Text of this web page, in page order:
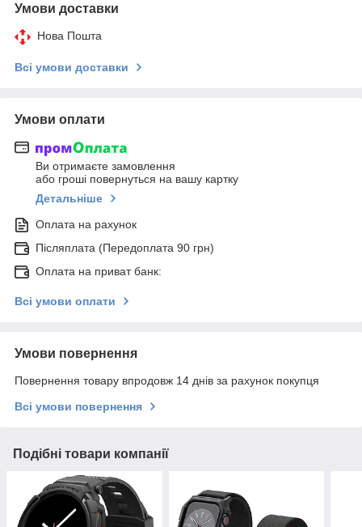
Умови доставки
Нова Пошта
Всі умови доставки
Умови оплати
Ви отримаєте замовлення
або гроші повернуться на вашу картку
Детальніше
Оплата на рахунок
Післяплата (Передоплата 90 грн)
Оплата на приват банк:
Всі умови оплати
Умови повернення
Повернення товару впродовж 14 днів за рахунок покупця
Всі умови повернення
Подібні товари компанії